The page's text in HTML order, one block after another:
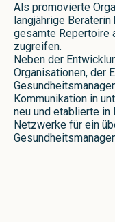
Als promovierte
langjährige
gesamte Repertoire
zugreifen.
Neben der
Organisationen, der
Kommunikation in
neu und etablierte in
Netzwerke für ein